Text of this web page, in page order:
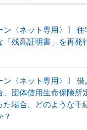
ン〈ネット専用〉〕
「残高証明書」を再発
ン〈ネット専用〉〕 借
、団体信用生命保険所
た場合、どのような手
？